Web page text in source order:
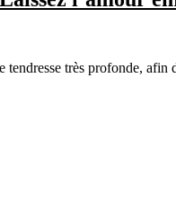
tendresse très profonde,